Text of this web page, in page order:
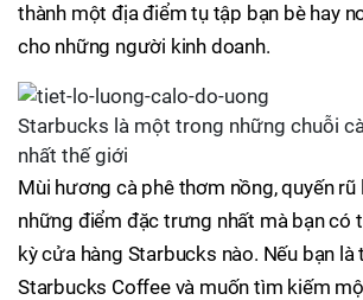
thành một địa điểm tụ tập bạn bè hay
cho những người kinh doanh.
Starbucks là một trong những chuỗi
nhất thế giới
Mùi hương cà phê thơm nồng, quyến
những điểm đặc trưng nhất mà bạn có
kỳ cửa hàng Starbucks nào. Nếu bạn là
Starbucks Coffee và muốn tìm kiếm